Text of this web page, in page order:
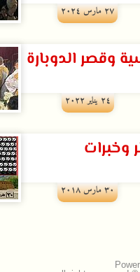
۲۷ مارس ۲۰۲٤
وقصر الدوبارة
۲٤ يناير ۲۰۲۲
۳۰ مارس ۲۰۱۸